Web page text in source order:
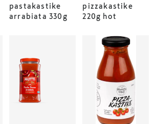
pastakastike
arrabiata 330g
pizzakastike
220g hot